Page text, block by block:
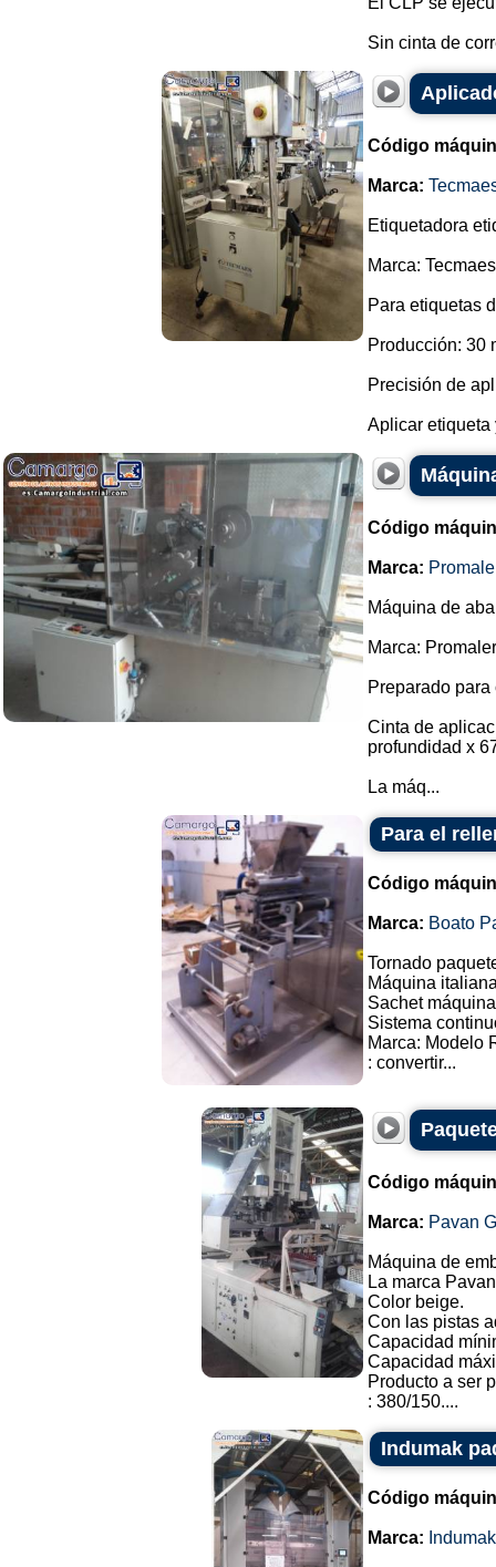
Sin cinta de
Código
Marca:
Etiquetadora
Marca:
Para etiquetas
Producción: 30
Precisión de
Aplicar etiqueta
Código
Marca:
Máquina de
Marca:
Preparado
Cinta de
profundidad x
La máq...
Para el
Código
Marca: Boato
Tornado
Máquina
Sachet
Sistema
Marca: Modelo
: convertir...
Código
Marca: Pavan
Máquina de
La marca
Color beige.
Con las pistas
Capacidad
Capacidad
Producto a ser
: 380/150....
Indumak
Código
Marca: Indumak